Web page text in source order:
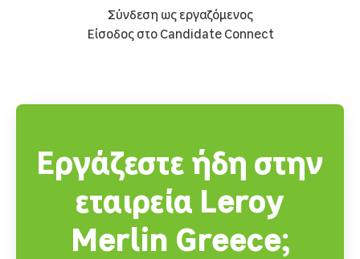
Σύνδεση ως εργαζόμενος
Είσοδος στο Candidate Connect
Εργάζεστε ήδη στην
εταιρεία Leroy
Merlin Greece;